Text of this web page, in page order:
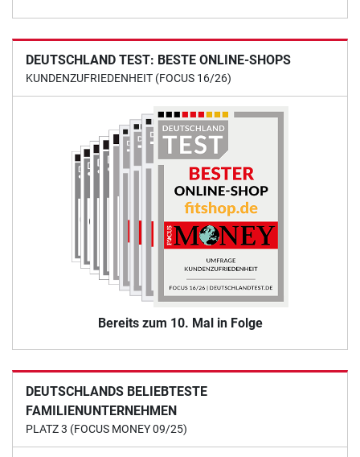
DEUTSCHLAND TEST: BESTE ONLINE-SHOPS
KUNDENZUFRIEDENHEIT (FOCUS 16/26)
Bereits zum 10. Mal in Folge
DEUTSCHLANDS BELIEBTESTE
FAMILIENUNTERNEHMEN
PLATZ 3 (FOCUS MONEY 09/25)